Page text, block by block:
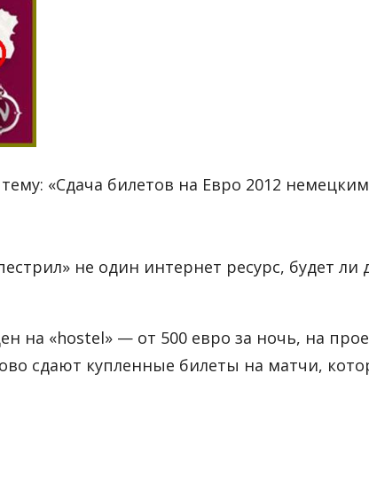
«Сдача билетов на Евро 2012
не один интернет ресурс, будет
на «hostel» — от 500 евро за ночь, на
сдают купленные билеты на матчи,